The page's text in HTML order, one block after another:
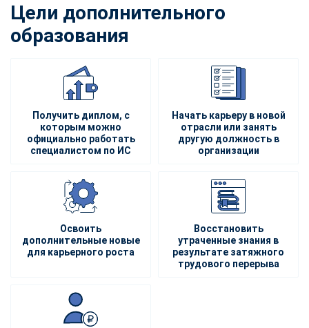
Цели дополнительного
образования
Получить диплом, с
которым можно
официально работать
специалистом по ИС
Начать карьеру в новой
отрасли или занять
другую должность в
организации
Освоить
дополнительные новые
для карьерного роста
Восстановить
утраченные знания в
результате затяжного
трудового перерыва